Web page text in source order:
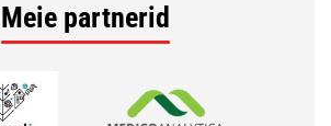
Meie partnerid